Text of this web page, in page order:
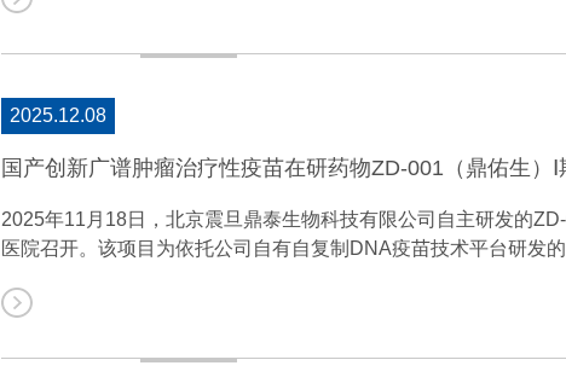
2025.12.08
2025年11月18日，北京震旦鼎泰生物科技有限公司自主研发的
医院召开。该项目为依托公司自有自复制DNA疫苗技术平台研发
试者完成知情同意书签署，并于12月4日完成了第一例受试者的抗